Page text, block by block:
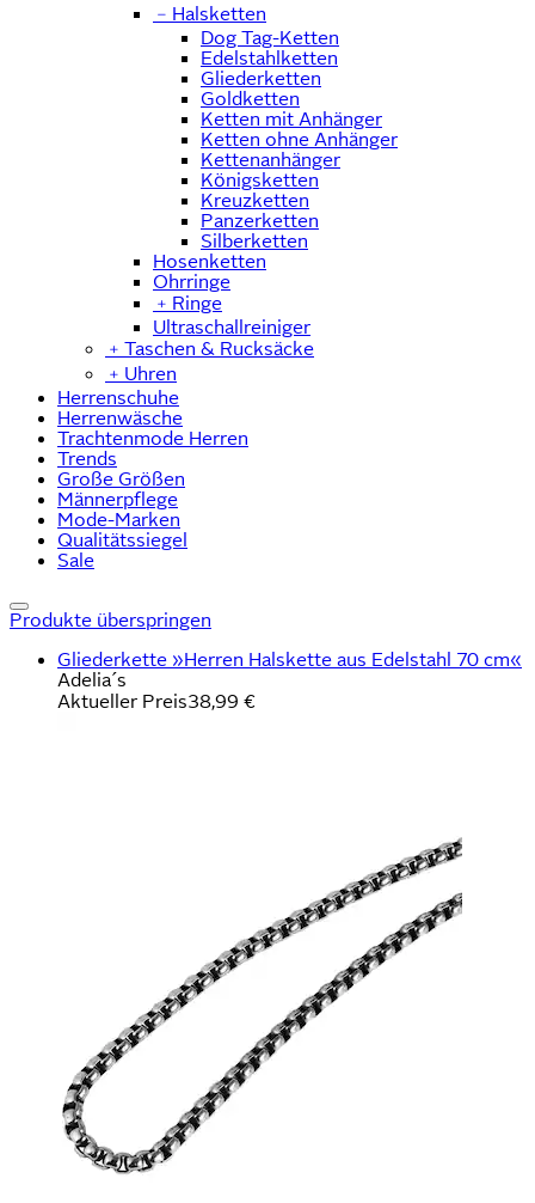
﹣ Halsketten
Dog Tag-Ketten
Edelstahlketten
Gliederketten
Goldketten
Ketten mit Anhänger
Ketten ohne Anhänger
Kettenanhänger
Königsketten
Kreuzketten
Panzerketten
Silberketten
Hosenketten
Ohrringe
﹢ Ringe
Ultraschallreiniger
﹢ Taschen & Rucksäcke
﹢ Uhren
Herrenschuhe
Herrenwäsche
Trachtenmode Herren
Trends
Große Größen
Männerpflege
Mode-Marken
Qualitätssiegel
Sale
Produkte überspringen
Gliederkette »Herren Halskette aus Edelstahl 70 cm«
Adelia´s
Aktueller Preis38,99 €